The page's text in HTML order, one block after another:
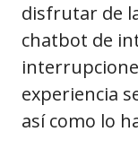
disfrutar de
chatbot de
experiencia
así como lo